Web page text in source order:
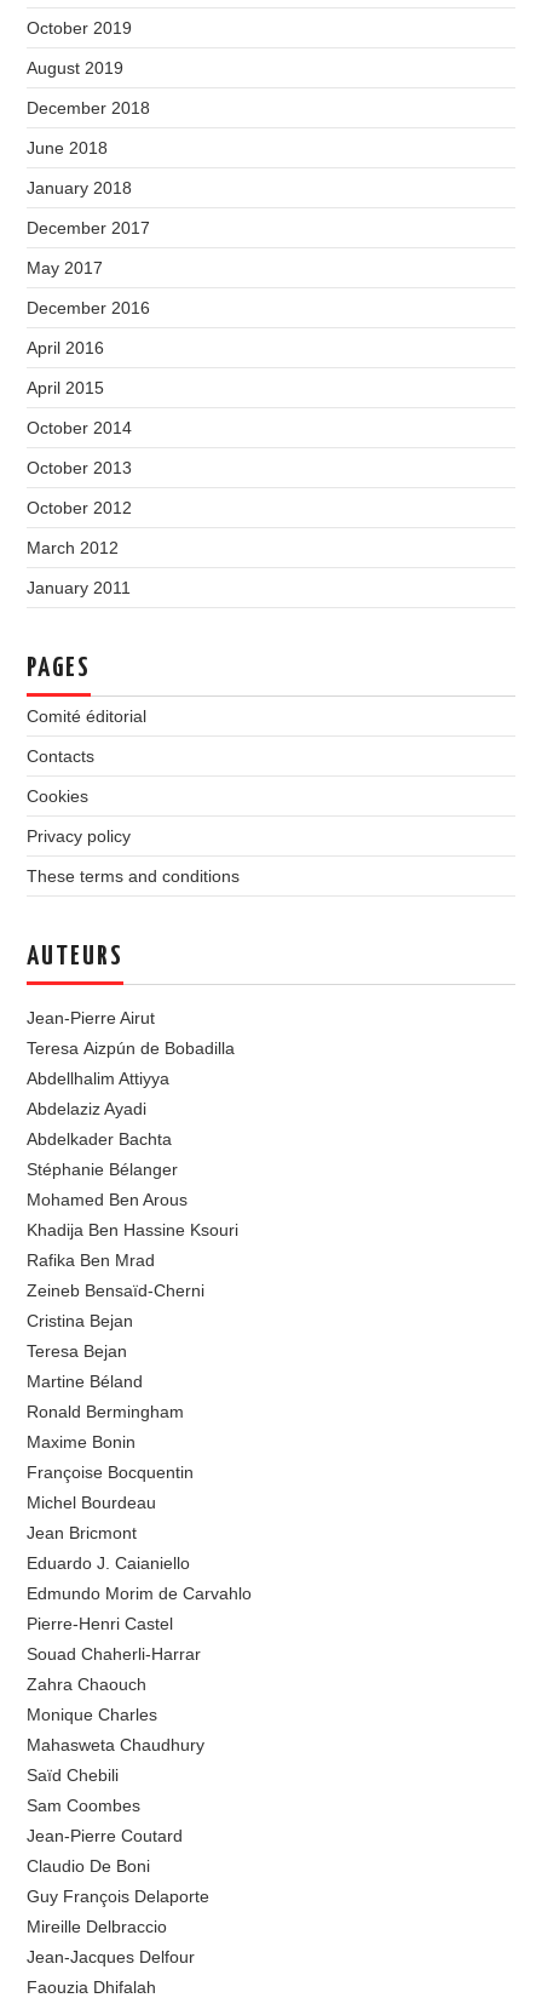
October 2019
August 2019
December 2018
June 2018
January 2018
December 2017
May 2017
December 2016
April 2016
April 2015
October 2014
October 2013
October 2012
March 2012
January 2011
PAGES
Comité éditorial
Contacts
Cookies
Privacy policy
These terms and conditions
AUTEURS
Jean-Pierre Airut
Teresa Aizpún de Bobadilla
Abdellhalim Attiyya
Abdelaziz Ayadi
Abdelkader Bachta
Stéphanie Bélanger
Mohamed Ben Arous
Khadija Ben Hassine Ksouri
Rafika Ben Mrad
Zeineb Bensaïd-Cherni
Cristina Bejan
Teresa Bejan
Martine Béland
Ronald Bermingham
Maxime Bonin
Françoise Bocquentin
Michel Bourdeau
Jean Bricmont
Eduardo J. Caianiello
Edmundo Morim de Carvahlo
Pierre-Henri Castel
Souad Chaherli-Harrar
Zahra Chaouch
Monique Charles
Mahasweta Chaudhury
Saïd Chebili
Sam Coombes
Jean-Pierre Coutard
Claudio De Boni
Guy François Delaporte
Mireille Delbraccio
Jean-Jacques Delfour
Faouzia Dhifalah